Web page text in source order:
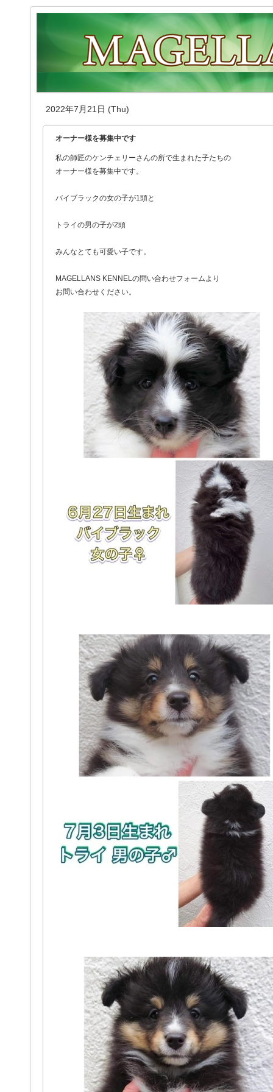
2022年7月21日 (Thu)
オーナー様を募集中です
私の師匠のケンチェリーさんの所で生まれた子たちの
オーナー様を募集中です。
バイブラックの女の子が1頭と
トライの男の子が2頭
みんなとても可愛い子です。
MAGELLANS KENNELの問い合わせフォームより
お問い合わせください。